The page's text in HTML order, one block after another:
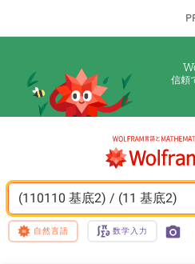
信頼
(110110 基底2) / (11 基底2)
自然言語 数学入力